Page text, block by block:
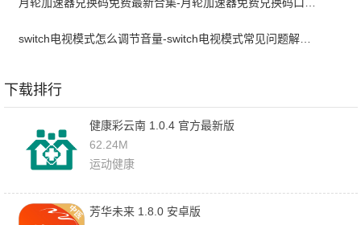
switch电视模式怎么调节音量-switch电视模式常见问题解决方案
下载排行
健康彩云南 1.0.4 官方最新版
62.24M
运动健康
芳华未来 1.8.0 安卓版